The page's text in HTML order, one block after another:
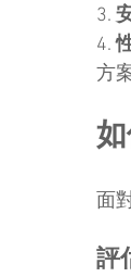
3.
4.
方
面
評